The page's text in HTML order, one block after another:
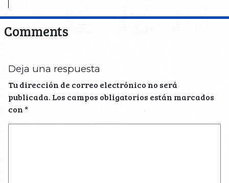
Comments
Deja una respuesta
Tu dirección de correo electrónico no será
publicada. Los campos obligatorios están marcados
con*